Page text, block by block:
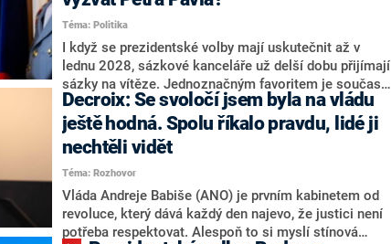
součástí klubu ODS a TOP 09. Hraba to na dotaz
redakce nevyloučil. Předseda klubu senátorů ODS
Zdeněk Nytra redakci řekl, že počítá s odchodem
některých senátorů z klubu a že Naše Česko není
nepřítel, ale soupeř.
Téma: Politika
I když se prezidentské volby mají uskutečnit až v
lednu 2028, sázkové kanceláře už delší dobu přijímají
sázky na vítěze. Jednoznačným favoritem je současná
hlava státu Petr Pavel. Daleko za ním pak bookmakeři
zmiňují dva výrazné politiky ANO, tedy premiéra
Andreje Babiše a ministra průmyslu Karla Havlíčka.
Oblíbeným tipem samotných sázkařů je poslanec za
Motoristy Filip Turek. Politolog Jan Kubáček nicméně
o případné kandidatuře kohokoliv ze zmíněné trojice
značně pochybuje. Podle něj současná koalice dosud
nemá osobu, která by Pavlovi mohla konkurovat.
Decroix: Se svoločí jsem byla na vládu
ještě hodná. Spolu říkalo pravdu, lidé ji
nechtěli vidět
Téma: Rozhovor
Vláda Andreje Babiše (ANO) je prvním kabinetem od
revoluce, který dává každý den najevo, že justici není
potřeba respektovat. Alespoň to si myslí stínová